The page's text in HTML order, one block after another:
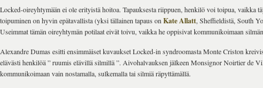
Locked-oireyhtymään ei ole erityistä hoitoa. Tapauksesta riippuen, henkilö voi toipua, vaikka
toipuminen on hyvin epätavallista (yksi tällainen tapaus on Kate Allatt, Sheffieldistä, South
Useimmat tämän oireyhtymän potilaat eivät toivu, vaikka he oppisivat kommunikoimaan
Alexandre Dumas esitti ensimmäiset kuvaukset Locked-in syndroomasta Monte Criston
elävästi henkilöä ” ruumis elävillä silmillä ”. Aivohalvauksen jälkeen Monsignor Noirtier de
kommunikoimaan vain nostamalla, sulkemalla tai silmiä räpyttämällä.